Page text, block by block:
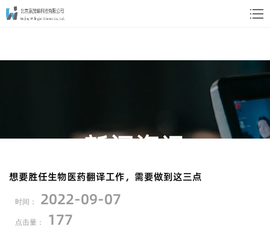
新闻资讯
News
" 您可以通过以下新闻与公司动态进一步了解
想要胜任生物医药翻译工作，需要做到这三点
时间： 2022-09-07
点击量： 177